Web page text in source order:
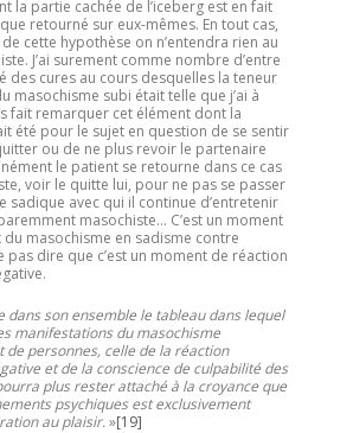
la partie cachée de l’iceberg est en fait
retourné sur eux-mêmes. En tout cas,
cette hypothèse on n’entendra rien au
J’ai surement comme nombre d’entre
des cures au cours desquelles la teneur
masochisme subi était telle que j’ai à
fait remarquer cet élément dont la
été pour le sujet en question de se sentir
ou de ne plus revoir le partenaire
le patient se retourne dans ce cas
voir le quitte lui, pour ne pas se passer
sadique avec qui il continue d’entretenir
masochiste… C’est un moment
masochisme en sadisme contre
pas dire que c’est un moment de réaction
dans son ensemble le tableau dans lequel
manifestations du masochisme
de personnes, celle de la réaction
et de la conscience de culpabilité des
plus rester attaché à la croyance que
psychiques est exclusivement
au plaisir.»[19]